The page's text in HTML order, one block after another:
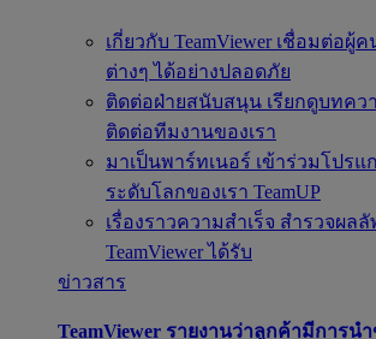
เกี่ยวกับ TeamViewer เชื่อมต่อผู้ค
ต่างๆ ได้อย่างปลอดภัย
ติดต่อฝ่ายสนับสนุน เรียกดูบทค
ติดต่อทีมงานของเรา
มาเป็นพาร์ทเนอร์ เข้าร่วมโปรแ
ระดับโลกของเรา TeamUP
เรื่องราวความสำเร็จ สำรวจผล
TeamViewer ได้รับ
ข่าวสาร
TeamViewer รายงานว่าลูกค้ามีการน